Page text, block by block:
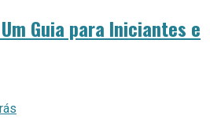
Guia para Iniciantes e